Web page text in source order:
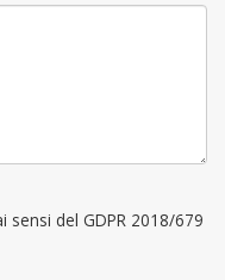
del GDPR 2018/679